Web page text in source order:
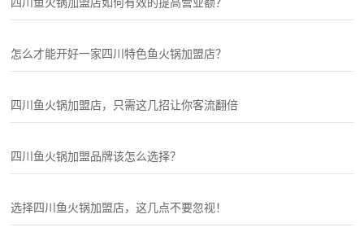
四川鱼火锅加盟店如何有效的提高营业额？
怎么才能开好一家四川特色鱼火锅加盟店？
四川鱼火锅加盟店，只需这几招让你客流翻倍
四川鱼火锅加盟品牌该怎么选择？
选择四川鱼火锅加盟店，这几点不要忽视！